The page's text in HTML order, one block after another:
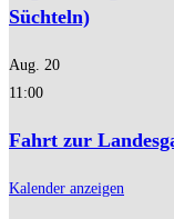
Süchteln)
Aug. 20
11:00
Fahrt zur
Kalender anzeigen